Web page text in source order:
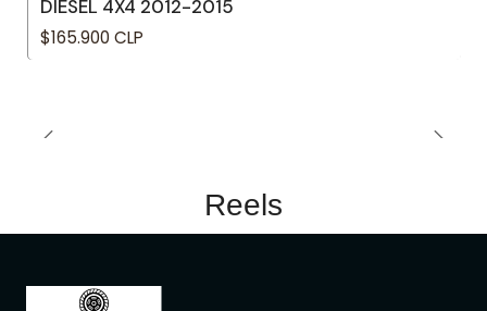
DIÉSEL 4X4 2012-2015
$165.900 CLP
Reels